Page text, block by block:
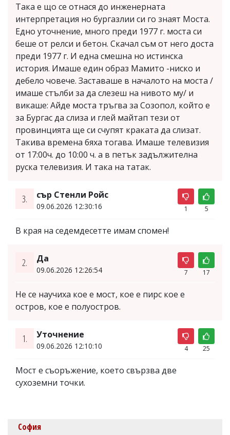
Така е що се отнася до инженерната
интерпретация но бургазлии си го знаят Моста.
Едно уточнение, много преди 1977 г. моста си
беше от релси и бетон. Скачал съм от него доста
преди 1977 г. И една смешна но истинска
история. Имаше един образ Мамито -ниско и
дебело човече. Заставаше в началото на моста /
имаше стълби за да слезеш на нивото му/ и
викаше: Айде моста тръгва за Созопол, който е
за Бургас да слиза и глей майтап тези от
провинцията ще си счупят краката да слизат.
Такива времена бяха тогава. Имаше телевизия
от 17:00ч. до 10:00 ч. а в петък задължителна
руска телевизия. И така на татак.
3. сър Стенли Ройс
09.06.2026 12:30:16 1 5
В края на седемдесетте имам спомен!
2. Да
09.06.2026 12:26:54 7 17
Не се научиха кое е мост, кое е пирс кое е
остров, кое е полуостров.
1. Уточнение
09.06.2026 12:10:10 4 25
Мост е съоръжение, което свързва две
сухоземни точки.
София